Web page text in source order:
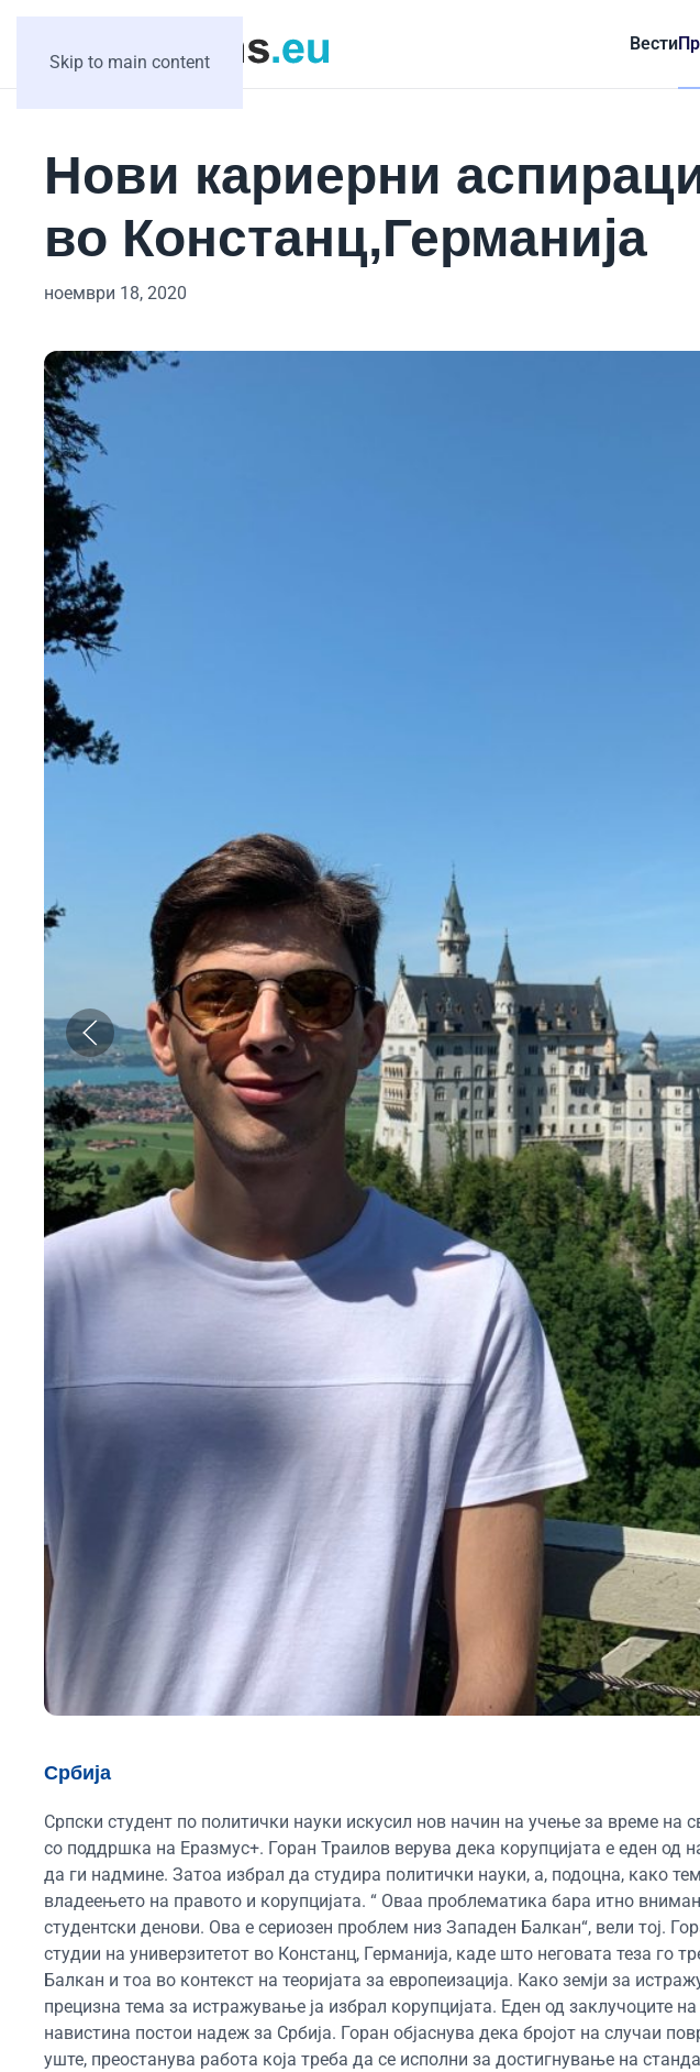
Skip to main content
Вести
Нови кариерни
во Констанц,Германија
ноември 18, 2020
Србија
Српски студент по политички науки искусил нов начин на учење за време на
со поддршка на Еразмус+. Горан Траилов верува дека корупцијата е еден од
да ги надмине. Затоа избрал да студира политички науки, а, подоцна, како
владеењето на правото и корупцијата. “ Оваа проблематика бара итно
студентски денови. Ова е сериозен проблем низ Западен Балкан“, вели тој.
студии на универзитетот во Констанц, Германија, каде што неговата теза го
Балкан и тоа во контекст на теоријата за европеизација. Како земји за
прецизна тема за истражување ја избрал корупцијата. Еден од заклучоците
навистина постои надеж за Србија. Горан објаснува дека бројот на случаи
уште, преостанува работа која треба да се исполни за достигнување на